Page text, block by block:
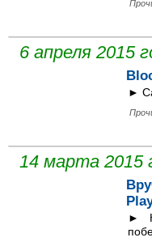
6 апреля 2015
►
14 марта 2015
►